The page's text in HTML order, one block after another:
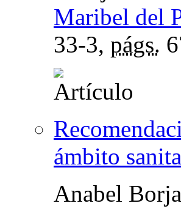
Maribel del
33-3, págs.
ámbito
Anabel